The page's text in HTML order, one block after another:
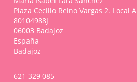
Plaza Cecilio Reino Vargas 2. Local A
80104988J
06003 Badajoz
España
Badajoz
621 329 085